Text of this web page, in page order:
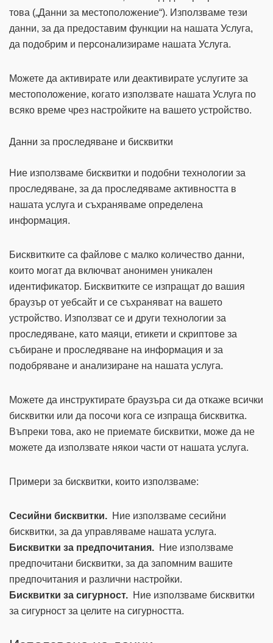
това („Данни за местоположение“). Използваме тези
данни, за да предоставим функции на нашата Услуга,
да подобрим и персонализираме нашата Услуга.
Можете да активирате или деактивирате услугите за
местоположение, когато използвате нашата Услуга по
всяко време чрез настройките на вашето устройство.
Данни за проследяване и бисквитки
Ние използваме бисквитки и подобни технологии за
проследяване, за да проследяваме активността в
нашата услуга и съхраняваме определена
информация.
Бисквитките са файлове с малко количество данни,
които могат да включват анонимен уникален
идентификатор. Бисквитките се изпращат до вашия
браузър от уебсайт и се съхраняват на вашето
устройство. Използват се и други технологии за
проследяване, като маяци, етикети и скриптове за
събиране и проследяване на информация и за
подобряване и анализиране на нашата услуга.
Можете да инструктирате браузъра си да откаже всички
бисквитки или да посочи кога се изпраща бисквитка.
Въпреки това, ако не приемате бисквитки, може да не
можете да използвате някои части от нашата услуга.
Примери за бисквитки, които използваме:
Сесийни бисквитки. Ние използваме сесийни
бисквитки, за да управляваме нашата услуга.
Бисквитки за предпочитания. Ние използваме
предпочитани бисквитки, за да запомним вашите
предпочитания и различни настройки.
Бисквитки за сигурност. Ние използваме бисквитки
за сигурност за целите на сигурността.